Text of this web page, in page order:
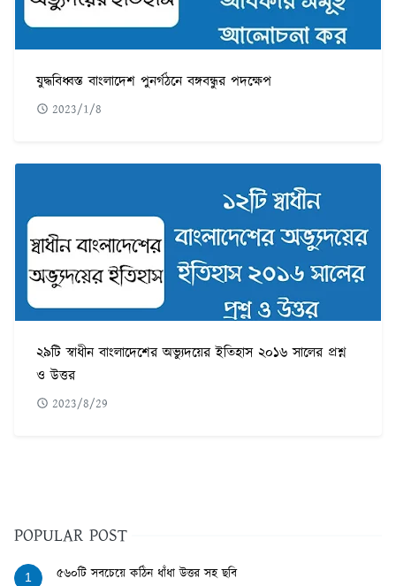
যুদ্ধবিধ্বস্ত বাংলাদেশ পুনর্গঠনে বঙ্গবন্ধুর পদক্ষেপ
2023/1/8
২৯টি স্বাধীন বাংলাদেশের অভ্যুদয়ের ইতিহাস ২০১৬ সালের প্রশ্ন
ও উত্তর
2023/8/29
POPULAR POST
1 ৫৬০টি সবচেয়ে কঠিন ধাঁধা উত্তর সহ ছবি